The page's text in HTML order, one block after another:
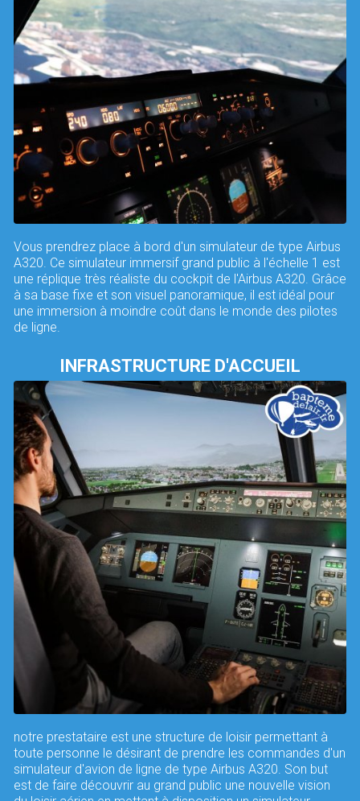
Vous prendrez place à bord d'un simulateur de type Airbus
A320. Ce simulateur immersif grand public à l'échelle 1 est
une réplique très réaliste du cockpit de l'Airbus A320. Grâce
à sa base fixe et son visuel panoramique, il est idéal pour
une immersion à moindre coût dans le monde des pilotes
de ligne.
INFRASTRUCTURE D'ACCUEIL
notre prestataire est une structure de loisir permettant à
toute personne le désirant de prendre les commandes d'un
simulateur d'avion de ligne de type Airbus A320. Son but
est de faire découvrir au grand public une nouvelle vision